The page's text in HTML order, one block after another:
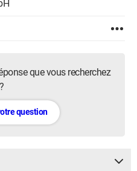
que vous recherchez
?
question